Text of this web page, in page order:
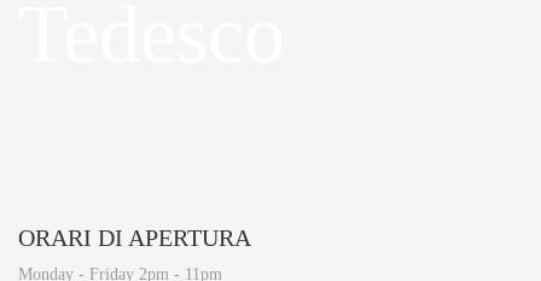
ORARI DI APERTURA
Monday - Friday 2pm - 11pm